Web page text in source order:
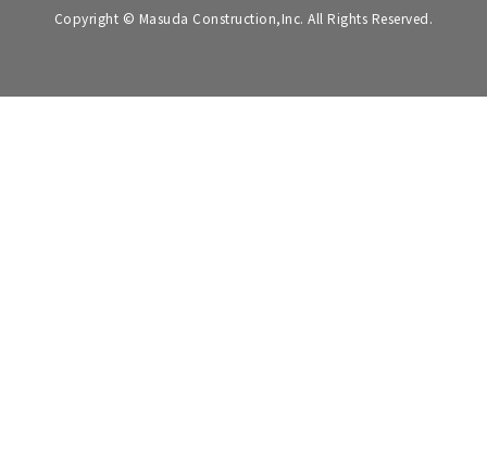
Copyright © Masuda Construction,Inc. All Rights Reserved.